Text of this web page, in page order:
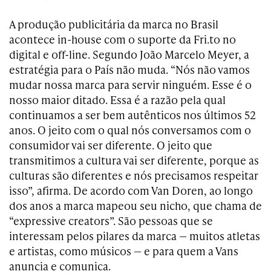
A produção publicitária da marca no Brasil
acontece in-house com o suporte da Fri.to no
digital e off-line. Segundo João Marcelo Meyer, a
estratégia para o País não muda. “Nós não vamos
mudar nossa marca para servir ninguém. Esse é o
nosso maior ditado. Essa é a razão pela qual
continuamos a ser bem autênticos nos últimos 52
anos. O jeito com o qual nós conversamos com o
consumidor vai ser diferente. O jeito que
transmitimos a cultura vai ser diferente, porque as
culturas são diferentes e nós precisamos respeitar
isso”, afirma. De acordo com Van Doren, ao longo
dos anos a marca mapeou seu nicho, que chama de
“expressive creators”. São pessoas que se
interessam pelos pilares da marca — muitos atletas
e artistas, como músicos — e para quem a Vans
anuncia e comunica.